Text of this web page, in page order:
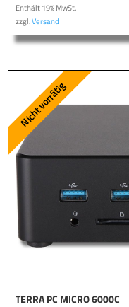
Enthält 19% MwSt.
zzgl.Versand
TERRA PC MICRO 6000C